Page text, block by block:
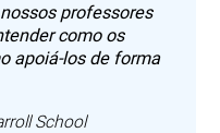
professores
como os
apoiá-los de forma
School